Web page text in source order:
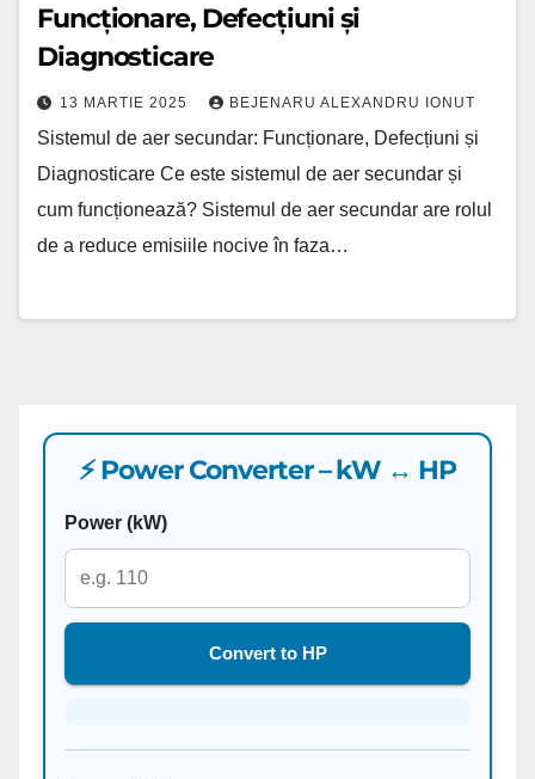
Funcționare, Defecțiuni și
Diagnosticare
13 MARTIE 2025 BEJENARU ALEXANDRU IONUT
Sistemul de aer secundar: Funcționare, Defecțiuni și
Diagnosticare Ce este sistemul de aer secundar și
cum funcționează? Sistemul de aer secundar are rolul
de a reduce emisiile nocive în faza…
⚡ Power Converter – kW ↔ HP
Power (kW)
Convert to HP